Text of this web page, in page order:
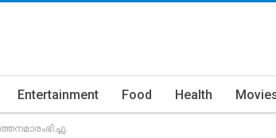
Entertainment Food Health